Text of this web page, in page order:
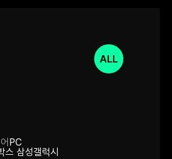
ALL
PC
스 삼성갤럭시